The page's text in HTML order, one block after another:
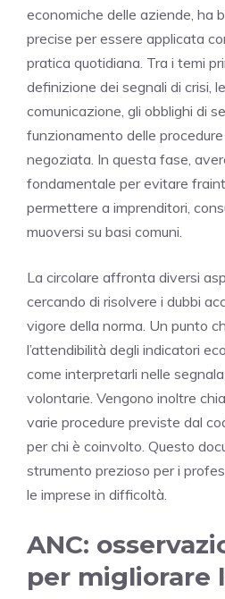
economiche delle aziende, ha
precise per essere applicata
pratica quotidiana. Tra i temi
definizione dei segnali di crisi,
comunicazione, gli obblighi di
funzionamento delle
negoziata. In questa fase,
fondamentale per evitare
permettere a imprenditori,
muoversi su basi comuni.
La circolare affronta diversi
cercando di risolvere i dubbi
vigore della norma. Un punto
l’attendibilità degli indicatori
come interpretarli nelle
volontarie. Vengono inoltre
varie procedure previste dal
per chi è coinvolto. Questo
strumento prezioso per i
le imprese in difficoltà.
ANC:
per migliorare